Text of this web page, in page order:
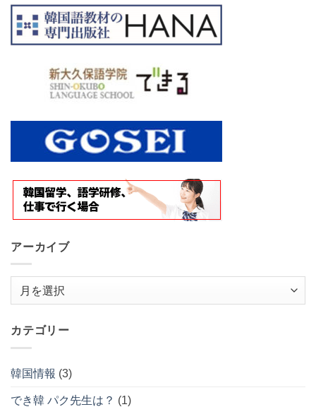
アーカイブ
イ
ブ
カテゴリー
韓国情報 (3)
でき韓 パク先生は？ (1)